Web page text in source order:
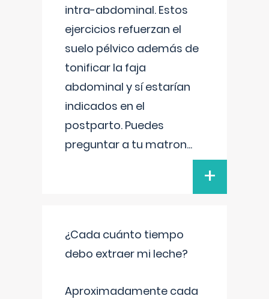
intra-abdominal. Estos
ejercicios refuerzan el
suelo pélvico además de
tonificar la faja
abdominal y sí estarían
indicados en el
postparto. Puedes
preguntar a tu matron...
+
¿Cada cuánto tiempo
debo extraer mi leche?
Aproximadamente cada